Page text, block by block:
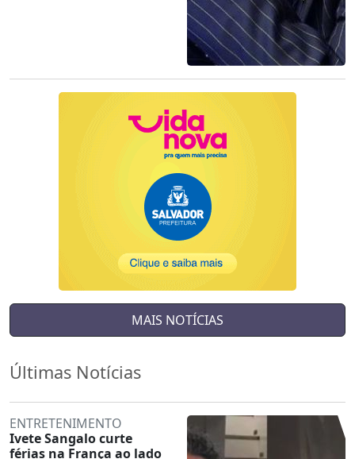
MAIS NOTÍCIAS
Últimas Notícias
ENTRETENIMENTO
Ivete Sangalo curte
férias na França ao lado